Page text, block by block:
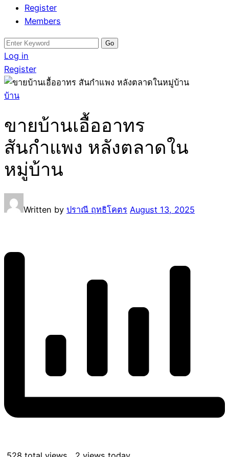
Register
Members
Search
for:
Log in
Register
บ้าน
ขายบ้านเอื้ออาทร
สันกำแพง หลังตลาดใน
หมู่บ้าน
Written by ปราณี ฤทธิโคตร August 13, 2025